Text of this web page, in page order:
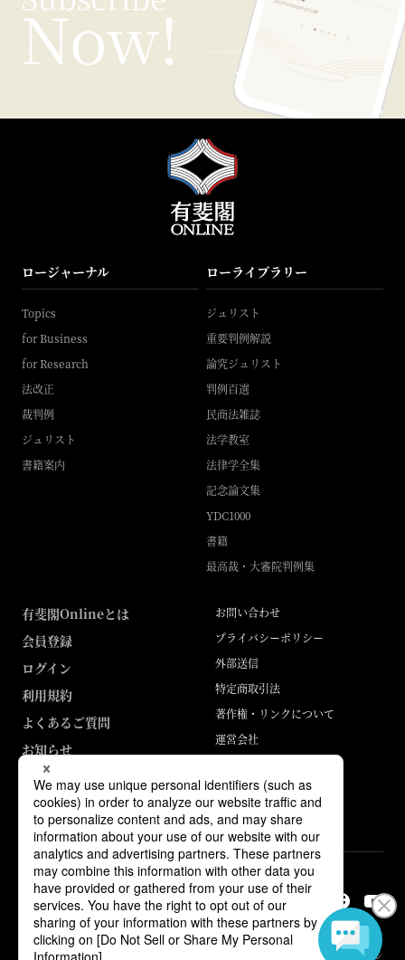
ロージャーナル
Topics
for Business
for Research
法改正
裁判例
ジュリスト
書籍案内
ローライブラリー
ジュリスト
重要判例解説
論究ジュリスト
判例百選
民商法雑誌
法学教室
法律学全集
記念論文集
YDC1000
書籍
最高裁・大審院判例集
有斐閣Onlineとは
会員登録
ログイン
利用規約
よくあるご質問
お知らせ
お問い合わせ
プライバシーポリシー
外部送信
特定商取引法
著作権・リンクについて
運営会社
ABJマークは、この電子書店・電子書籍配信サービスが、著作権者からコン